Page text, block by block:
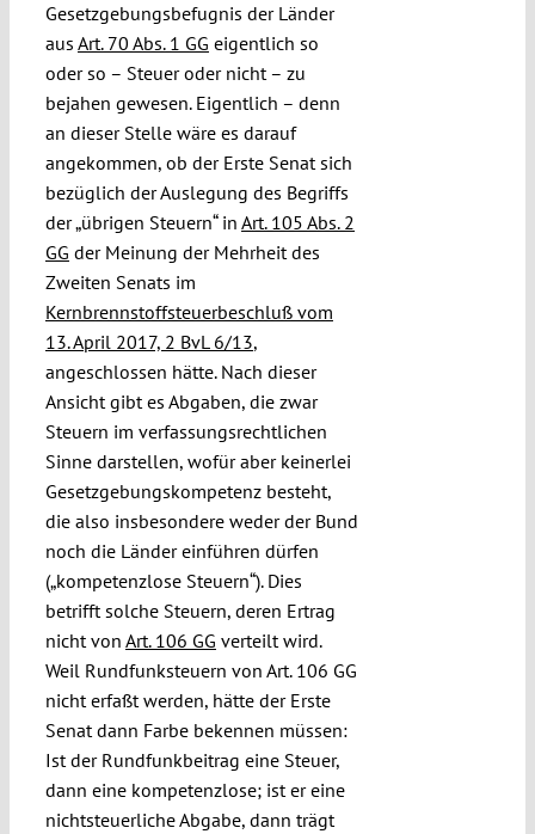
Gesetzgebungsbefugnis der Länder
aus Art. 70 Abs. 1 GG eigentlich so
oder so – Steuer oder nicht – zu
bejahen gewesen. Eigentlich – denn
an dieser Stelle wäre es darauf
angekommen, ob der Erste Senat sich
bezüglich der Auslegung des Begriffs
der „übrigen Steuern“ in Art. 105 Abs. 2
GG der Meinung der Mehrheit des
Zweiten Senats im
Kernbrennstoffsteuerbeschluß vom
13. April 2017, 2 BvL 6/13,
angeschlossen hätte. Nach dieser
Ansicht gibt es Abgaben, die zwar
Steuern im verfassungsrechtlichen
Sinne darstellen, wofür aber keinerlei
Gesetzgebungskompetenz besteht,
die also insbesondere weder der Bund
noch die Länder einführen dürfen
(„kompetenzlose Steuern“). Dies
betrifft solche Steuern, deren Ertrag
nicht von Art. 106 GG verteilt wird.
Weil Rundfunksteuern von Art. 106 GG
nicht erfaßt werden, hätte der Erste
Senat dann Farbe bekennen müssen:
Ist der Rundfunkbeitrag eine Steuer,
dann eine kompetenzlose; ist er eine
nichtsteuerliche Abgabe, dann trägt